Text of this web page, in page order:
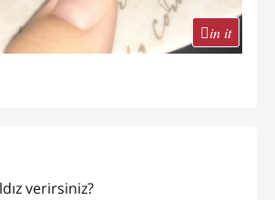
in it
verirsiniz?